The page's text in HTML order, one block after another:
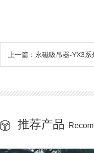
上一篇：永磁吸吊器-YX3系
推荐产品